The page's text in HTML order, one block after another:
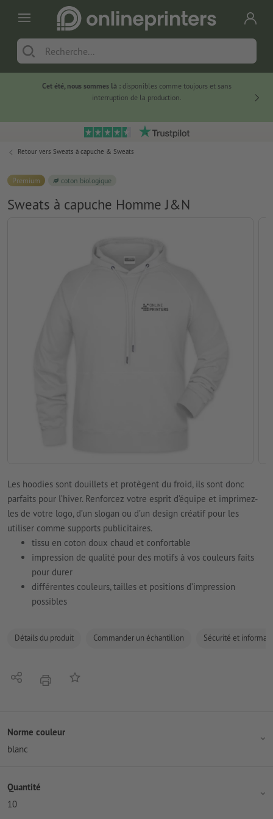
Cet été, nous sommes là :disponibles comme toujours et sans
interruption de la production.
Retour vers Sweats à capuche & Sweats
Premium coton biologique
Sweats à capuche Homme J&N
Les hoodies sont douillets et protègent du froid, ils sont donc
parfaits pour l’hiver. Renforcez votre esprit d’équipe et imprimez-
les de votre logo, d’un slogan ou d’un design créatif pour les
utiliser comme supports publicitaires.
tissu en coton doux chaud et confortable
impression de qualité pour des motifs à vos couleurs faits
pour durer
différentes couleurs, tailles et positions d’impression
possibles
Détails du produit Commander un échantillon Sécurité et
PartagerimprimerAjouter à liste d'article
Norme couleur
blanc
Quantité
10